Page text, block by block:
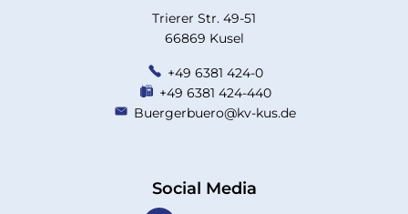
Trierer Str. 49-51
66869 Kusel
+49 6381 424-0
+49 6381 424-440
Buergerbuero@kv-kus.de
Social Media